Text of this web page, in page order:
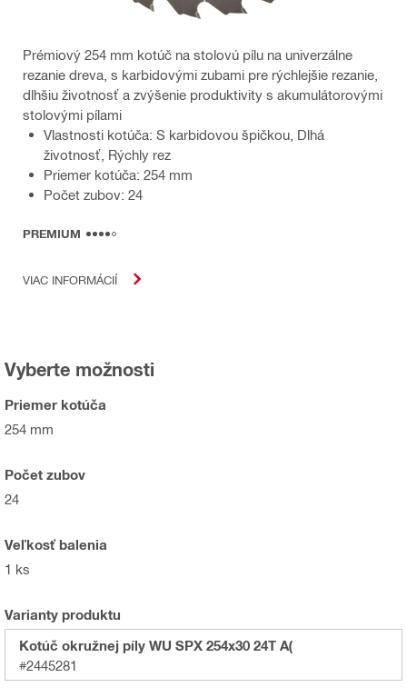
Prémiový 254 mm kotúč na stolovú pílu na univerzálne
rezanie dreva, s karbidovými zubami pre rýchlejšie rezanie,
dlhšiu životnosť a zvýšenie produktivity s akumulátorovými
stolovými pílami
Vlastnosti kotúča: S karbidovou špičkou, Dlhá
životnosť, Rýchly rez
Priemer kotúča: 254 mm
Počet zubov: 24
PREMIUM
VIAC INFORMÁCIÍ
Vyberte možnosti
Priemer kotúča
254 mm
Počet zubov
24
Veľkosť balenia
1 ks
Varianty produktu
Kotúč okružnej píly WU SPX 254x30 24T A(
#2445281